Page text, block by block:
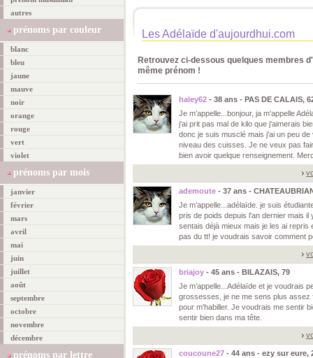
autres
prénoms par couleur
blanc
bleu
jaune
mauve
noir
orange
rouge
vert
violet
prénoms par mois
janvier
février
mars
avril
mai
juin
juillet
août
septembre
octobre
novembre
décembre
prénoms par lettre
Les Adélaïde d'aujourdhui.com
Retrouvez ci-dessous quelques membres
même prénom !
haley62 - 38 ans - PAS DE CALAIS,
Je m’appelle...bonjour, ja m'appelle
j'ai prit pas mal de kilo que j'aimerais
donc je suis musclé mais j'ai un peu
niveau des cuisses. Je ne veux pas
bien avoir quelque renseignement.
ademoute - 37 ans -
Je m’appelle...adélaïde. je suis
pris de poids depuis l'an dernier mais
sentais déjà mieux mais je les ai repris
pas du tt! je voudrais savoir comment
briajoy - 45 ans - BILAZAIS, 79
Je m’appelle...Adélaïde et je voudrais
grossesses, je ne me sens plus assez
pour m'habiller. Je voudrais me sentir
sentir bien dans ma tête.
coucoune27 - 44 ans - ezy sur eure,